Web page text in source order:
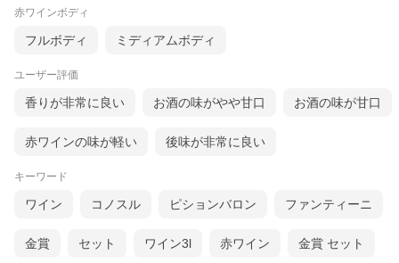
降は力強さを志向するようになりました。
シャトーの歴史と伝統に甘んじることなく、今なお素晴らしいワ
イン造りのための研究が続けられ、ブドウ園とそのワインにさら
に磨きをかけ続けています。
赤ワインボディ
フルボディ ミディアムボディ
ユーザー評価
香りが非常に良い お酒の味がやや甘口 お酒の味が甘口
赤ワインの味が軽い 後味が非常に良い
キーワード
ワイン コノスル ピションバロン ファンティーニ
金賞 セット ワイン3l 赤ワイン 金賞 セット